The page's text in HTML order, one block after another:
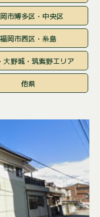
市博多区・中央区
福岡市西区・糸島
大野城・筑紫野エリア
他県